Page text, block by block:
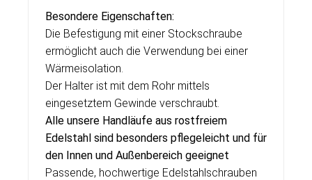
Besondere Eigenschaften:
Die Befestigung mit einer Stockschraube
ermöglicht auch die Verwendung bei einer
Wärmeisolation.
Der Halter ist mit dem Rohr mittels
eingesetztem Gewinde verschraubt.
Alle unsere Handläufe aus rostfreiem
Edelstahl sind besonders pflegeleicht und für
den Innen und Außenbereich geeignet
Passende, hochwertige Edelstahlschrauben